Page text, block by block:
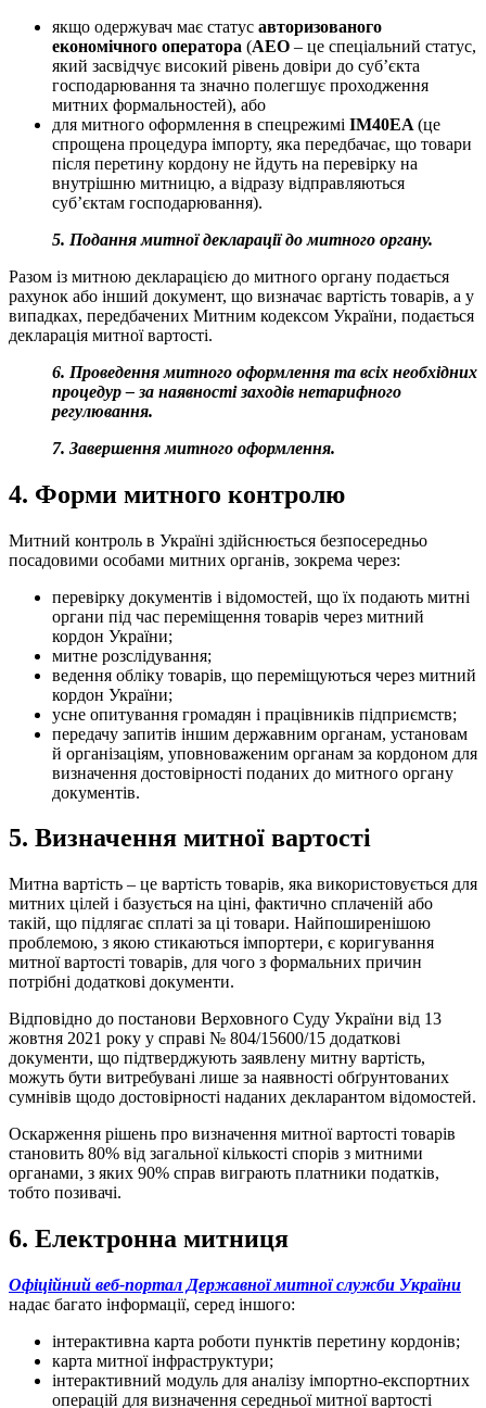
якщо одержувач має статус авторизованого
економічного оператора (АЕО – це спеціальний статус,
який засвідчує високий рівень довіри до суб’єкта
господарювання та значно полегшує проходження
митних формальностей), або
для митного оформлення в спецрежимі IM40EA (це
спрощена процедура імпорту, яка передбачає, що товари
після перетину кордону не йдуть на перевірку на
внутрішню митницю, а відразу відправляються
суб’єктам господарювання).
5. Подання митної декларації до митного органу.
Разом із митною декларацією до митного органу подається
рахунок або інший документ, що визначає вартість товарів, а у
випадках, передбачених Митним кодексом України, подається
декларація митної вартості.
6. Проведення митного оформлення та всіх необхідних
процедур – за наявності заходів нетарифного
регулювання.
7. Завершення митного оформлення.
4. Форми митного контролю
Митний контроль в Україні здійснюється безпосередньо
посадовими особами митних органів, зокрема через:
перевірку документів і відомостей, що їх подають митні
органи під час переміщення товарів через митний
кордон України;
митне розслідування;
ведення обліку товарів, що переміщуються через митний
кордон України;
усне опитування громадян і працівників підприємств;
передачу запитів іншим державним органам, установам
й організаціям, уповноваженим органам за кордоном для
визначення достовірності поданих до митного органу
документів.
5. Визначення митної вартості
Митна вартість – це вартість товарів, яка використовується для
митних цілей і базується на ціні, фактично сплаченій або
такій, що підлягає сплаті за ці товари. Найпоширенішою
проблемою, з якою стикаються імпортери, є коригування
митної вартості товарів, для чого з формальних причин
потрібні додаткові документи.
Відповідно до постанови Верховного Суду України від 13
жовтня 2021 року у справі № 804/15600/15 додаткові
документи, що підтверджують заявлену митну вартість,
можуть бути витребувані лише за наявності обґрунтованих
сумнівів щодо достовірності наданих декларантом відомостей.
Оскарження рішень про визначення митної вартості товарів
становить 80% від загальної кількості спорів з митними
органами, з яких 90% справ виграють платники податків,
тобто позивачі.
6. Електронна митниця
Офіційний веб-портал Державної митної служби України
надає багато інформації, серед іншого:
інтерактивна карта роботи пунктів перетину кордонів;
карта митної інфраструктури;
інтерактивний модуль для аналізу імпортно-експортних
операцій для визначення середньої митної вартості